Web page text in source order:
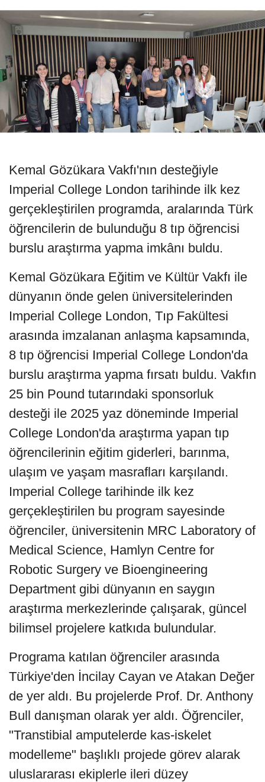
Kemal Gözükara Vakfı'nın desteğiyle
Imperial College London tarihinde ilk kez
gerçekleştirilen programda, aralarında Türk
öğrencilerin de bulunduğu 8 tıp öğrencisi
burslu araştırma yapma imkânı buldu.
Kemal Gözükara Eğitim ve Kültür Vakfı ile
dünyanın önde gelen üniversitelerinden
Imperial College London, Tıp Fakültesi
arasında imzalanan anlaşma kapsamında,
8 tıp öğrencisi Imperial College London'da
burslu araştırma yapma fırsatı buldu. Vakfın
25 bin Pound tutarındaki sponsorluk
desteği ile 2025 yaz döneminde Imperial
College London'da araştırma yapan tıp
öğrencilerinin eğitim giderleri, barınma,
ulaşım ve yaşam masrafları karşılandı.
Imperial College tarihinde ilk kez
gerçekleştirilen bu program sayesinde
öğrenciler, üniversitenin MRC Laboratory of
Medical Science, Hamlyn Centre for
Robotic Surgery ve Bioengineering
Department gibi dünyanın en saygın
araştırma merkezlerinde çalışarak, güncel
bilimsel projelere katkıda bulundular.
Programa katılan öğrenciler arasında
Türkiye'den İncilay Cayan ve Atakan Değer
de yer aldı. Bu projelerde Prof. Dr. Anthony
Bull danışman olarak yer aldı. Öğrenciler,
"Transtibial amputelerde kas-iskelet
modelleme" başlıklı projede görev alarak
uluslararası ekiplerle ileri düzey